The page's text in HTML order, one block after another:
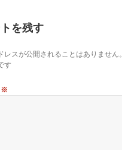
を残す
レスが公開されることはありません。
す
※